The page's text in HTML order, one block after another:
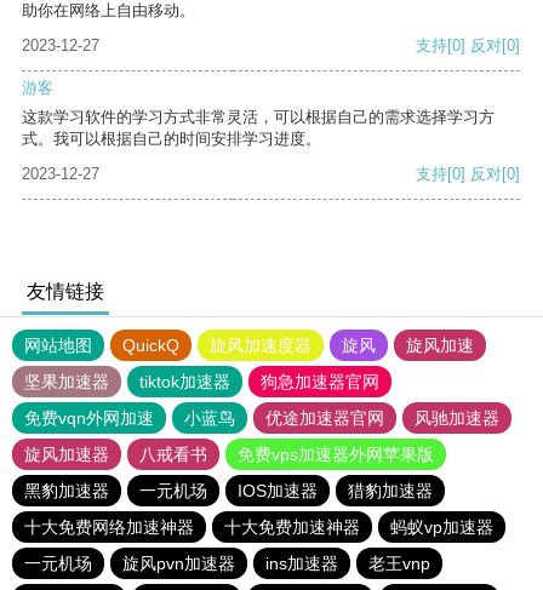
助你在网络上自由移动。
2023-12-27
支持[0] 反对[0]
游客
这款学习软件的学习方式非常灵活，可以根据自己的需求选择学习方
式。我可以根据自己的时间安排学习进度。
2023-12-27
支持[0] 反对[0]
友情链接
网站地图 QuickQ 旋风加速度器 旋风
旋风加速
坚果加速器
tiktok加速器
狗急加速器官网
免费vqn外网加速
小蓝鸟 优途加速器官网
风驰加速器
旋风加速器
八戒看书
免费vps加速器外网苹果版
黑豹加速器
一元机场 IOS加速器
猎豹加速器
十大免费网络加速神器
十大免费加速神器
蚂蚁vp加速器
一元机场
旋风pvn加速器 ins加速器 老王vnp